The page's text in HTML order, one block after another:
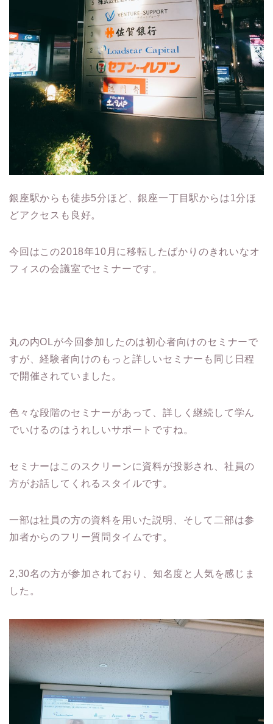
銀座駅からも徒歩5分ほど、銀座一丁目駅からは1分ほ
どアクセスも良好。
今回はこの2018年10月に移転したばかりのきれいなオ
フィスの会議室でセミナーです。
丸の内OLが今回参加したのは初心者向けのセミナーで
すが、経験者向けのもっと詳しいセミナーも同じ日程
で開催されていました。
色々な段階のセミナーがあって、詳しく継続して学ん
でいけるのはうれしいサポートですね。
セミナーはこのスクリーンに資料が投影され、社員の
方がお話してくれるスタイルです。
一部は社員の方の資料を用いた説明、そして二部は参
加者からのフリー質問タイムです。
2,30名の方が参加されており、知名度と人気を感じま
した。